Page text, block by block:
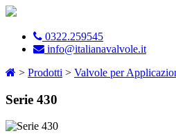
0322.259545
info@italianavalvole.it
> Prodotti > Valvole per
Serie 430